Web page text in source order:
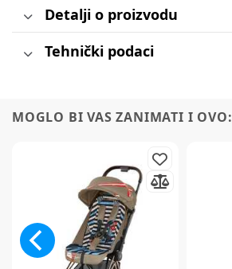
Detalji o proizvodu
Tehnički podaci
MOGLO BI VAS ZANIMATI I OVO: